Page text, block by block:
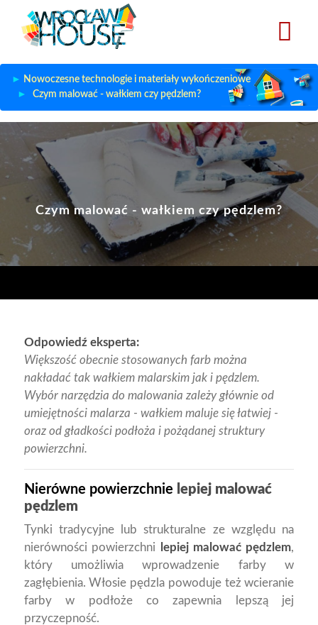
Nowoczesne technologie i materiały wykończeniowe
Czym malować - wałkiem czy pędzlem?
Czym malować - wałkiem czy pędzlem?
Odpowiedź eksperta:
Większość obecnie stosowanych farb można
nakładać tak wałkiem malarskim jak i pędzlem.
Wybór narzędzia do malowania zależy głównie od
umiejętności malarza - wałkiem maluje się łatwiej -
oraz od gładkości podłoża i pożądanej struktury
powierzchni.
Nierówne powierzchnie lepiej malować
pędzlem
Tynki tradycyjne lub strukturalne ze względu na
nierówności powierzchni
lepiej malować pędzlem,
który umożliwia wprowadzenie farby w
zagłębienia. Włosie pędzla powoduje też wcieranie
farby w podłoże co zapewnia lepszą jej
przyczepność.